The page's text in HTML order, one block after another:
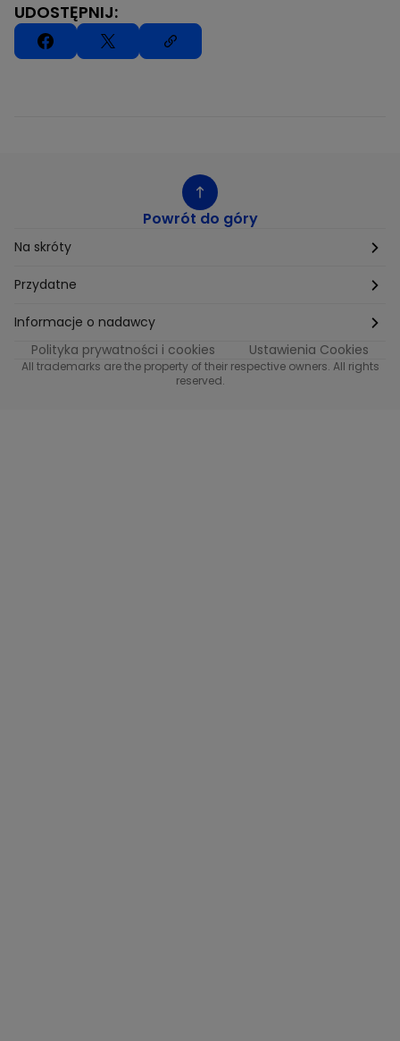
UDOSTĘPNIJ:
Powrót do góry
Na skróty
Etyka
Supplier Diversity
Polityka podatkowa
Przydatne
Biuro Prasowe
Biuro Reklamy
Informacje o nadawcy
Informacje o nadawcy programu METRO
Polityka prywatności i cookies Ustawienia Cookies
All trademarks are the property of their respective owners. All rights
reserved.